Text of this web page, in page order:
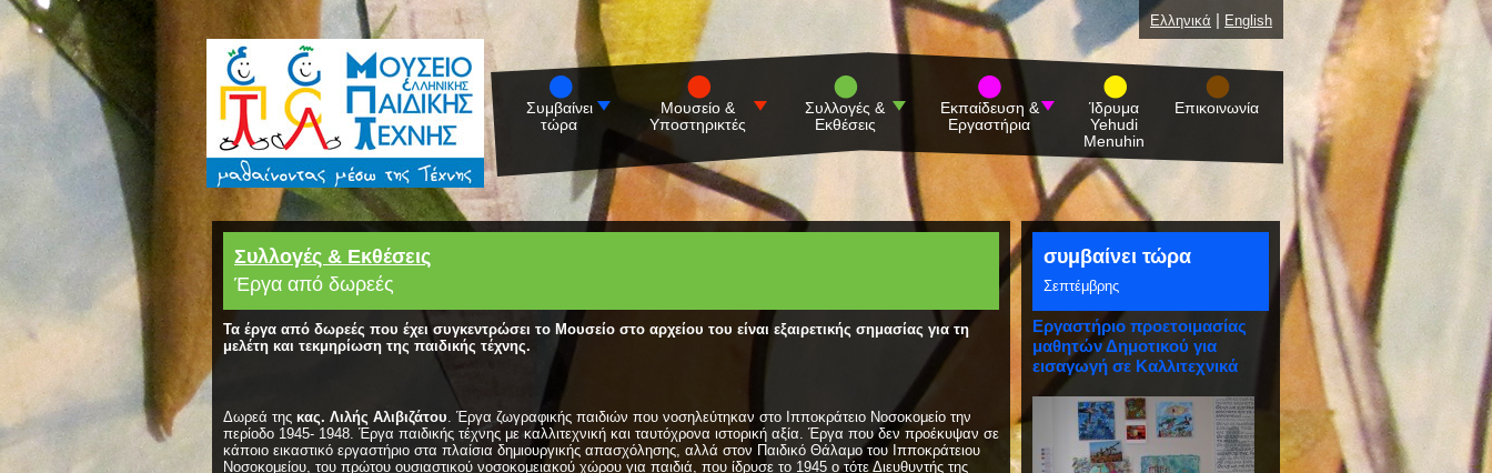
Ελληνικά | English
Συμβαίνει
τώρα
Μουσείο &
Υποστηρικτές
Συλλογές &
Εκθέσεις
Εκπαίδευση &
Εργαστήρια
Ίδρυμα
Yehudi
Menuhin
Επικοινωνία
Συλλογές & Εκθέσεις
Έργα από δωρεές
Τα έργα από δωρεές που έχει συγκεντρώσει το Μουσείο στο αρχείου του είναι εξαιρετικής σημασίας για τη
μελέτη και τεκμηρίωση της παιδικής τέχνης.
Δωρεά της κας. Λιλής Αλιβιζάτου. Έργα ζωγραφικής παιδιών που νοσηλεύτηκαν στο Ιπποκράτειο Νοσοκομείο την
περίοδο 1945- 1948. Έργα παιδικής τέχνης με καλλιτεχνική και ταυτόχρονα ιστορική αξία. Έργα που δεν προέκυψαν σε
κάποιο εικαστικό εργαστήριο στα πλαίσια δημιουργικής απασχόλησης, αλλά στον Παιδικό Θάλαμο του Ιπποκράτειου
Νοσοκομείου, του πρώτου ουσιαστικού νοσοκομειακού χώρου για παιδιά, που ίδρυσε το 1945 ο τότε Διευθυντής της
συμβαίνει τώρα
Σεπτέμβρης
Εργαστήριο προετοιμασίας
μαθητών Δημοτικού για
εισαγωγή σε Καλλιτεχνικά
Γυμνάσια